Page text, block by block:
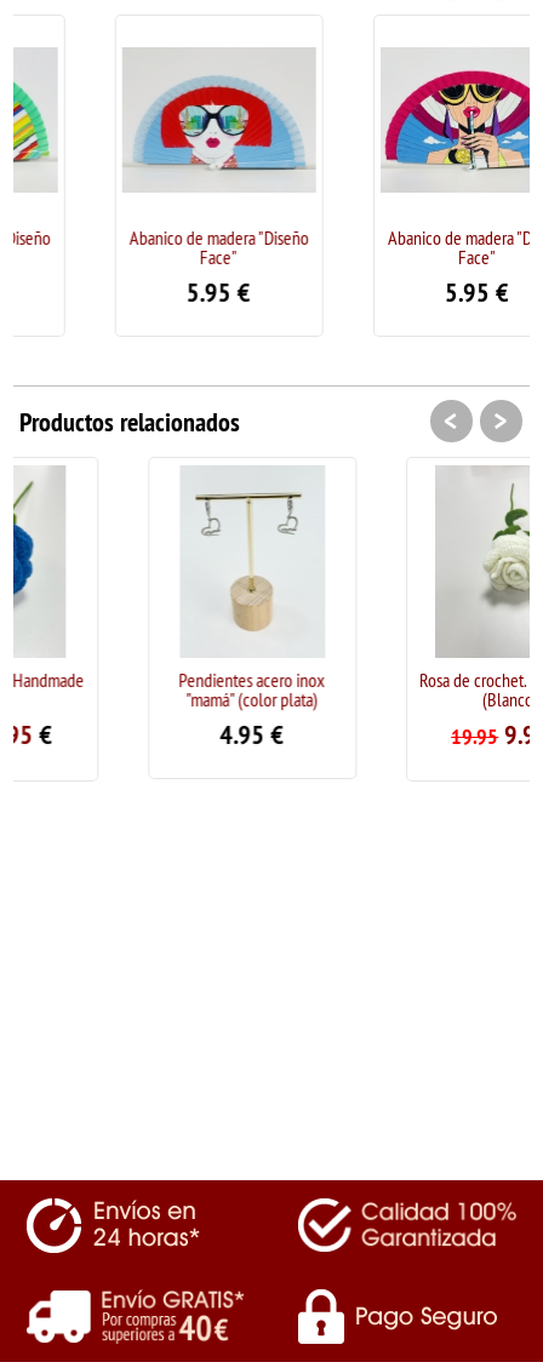
Abanico de madera "Diseño
Abanico de madera "Diseño
Productos relacionados
Pendientes acero inox
"mamá" (color plata)
Rosa de crochet. Handmade
9.95€
< >